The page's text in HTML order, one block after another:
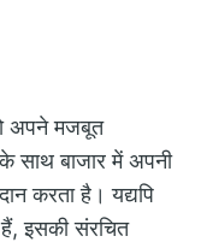
अपने मजबूत
साथ बाजार में अपनी
करता है। यद्यपि
इसकी संरचित